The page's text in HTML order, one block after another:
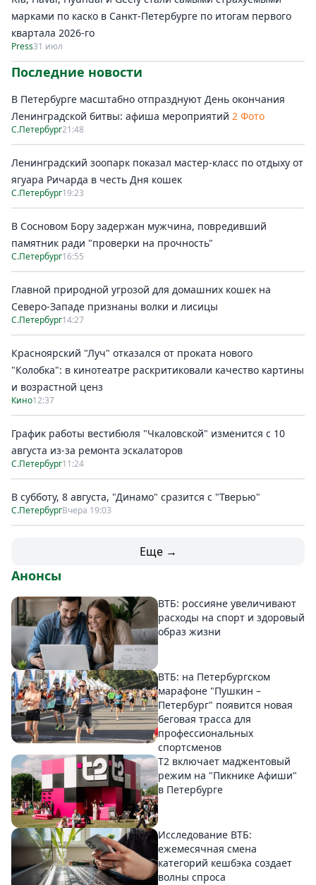
марками по каско в Санкт-Петербурге по итогам первого
квартала 2026-го
Press31 июл
Последние новости
В Петербурге масштабно отпразднуют День окончания
Ленинградской битвы: афиша мероприятий 2 Фото
С.Петербург21:48
Ленинградский зоопарк показал мастер-класс по отдыху от
ягуара Ричарда в честь Дня кошек
С.Петербург19:23
В Сосновом Бору задержан мужчина, повредивший
памятник ради "проверки на прочность"
С.Петербург16:55
Главной природной угрозой для домашних кошек на
Северо-Западе признаны волки и лисицы
С.Петербург14:27
Красноярский "Луч" отказался от проката нового
"Колобка": в кинотеатре раскритиковали качество картины
и возрастной ценз
Кино12:37
График работы вестибюля "Чкаловской" изменится с 10
августа из-за ремонта эскалаторов
С.Петербург11:24
В субботу, 8 августа, "Динамо" сразится с "Тверью"
С.ПетербургВчера 19:03
Еще →
Анонсы
ВТБ: россияне увеличивают
расходы на спорт и здоровый
образ жизни
ВТБ: на Петербургском
марафоне "Пушкин –
Петербург" появится новая
беговая трасса для
профессиональных
спортсменов
Т2 включает маджентовый
режим на "Пикнике Афиши"
в Петербурге
Исследование ВТБ:
ежемесячная смена
категорий кешбэка создает
волны спроса